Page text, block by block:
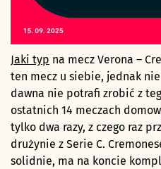
Jaki typ na mecz Verona –
ten mecz u siebie, jednak
dawna nie potrafi zrobić z
ostatnich 14 meczach
tylko dwa razy, z czego raz
drużynie z Serie C.
solidnie, ma na koncie